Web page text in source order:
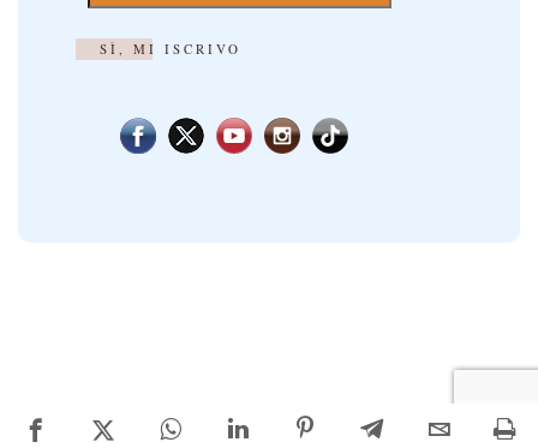
SÌ, MI ISCRIVO